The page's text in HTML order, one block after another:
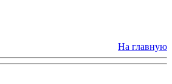
На главную